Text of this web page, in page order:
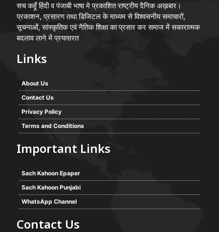
सच कहूँ हिंदी व पंजाबी भाषा मे प्रकाशित राष्ट्रीय दैनिक अख़बार।
प्रकाशन, प्रसारण तथा डिजिटल के माध्यम से विश्वसनीय समाचारों,
सूचनाओं, सांस्कृतिक एवं नैतिक शिक्षा का प्रसार कर समाज में सकारात्मक
बदलाव लाने में प्रयासरत
Links
About Us
Contact Us
Privacy Policy
Terms and Conditions
Important Links
Sach Kahoon Epaper
Sach Kahoon Punjabi
WhatsApp Channel
Contact Us